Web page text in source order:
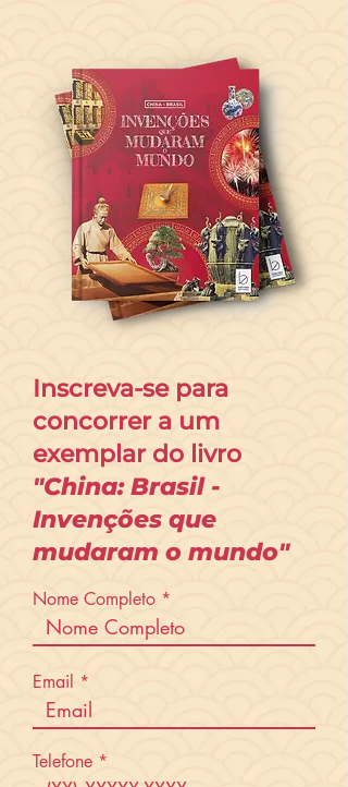
Inscreva-se para
concorrer a um
exemplar do livro
"China: Brasil -
Invenções que
mudaram o mundo"
Nome Completo
Email
Telefone